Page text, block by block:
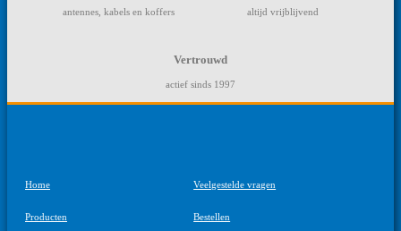
antennes, kabels en koffers altijd vrijblijvend
Vertrouwd
actief sinds 1997
Home
Producten
Veelgestelde vragen
Bestellen